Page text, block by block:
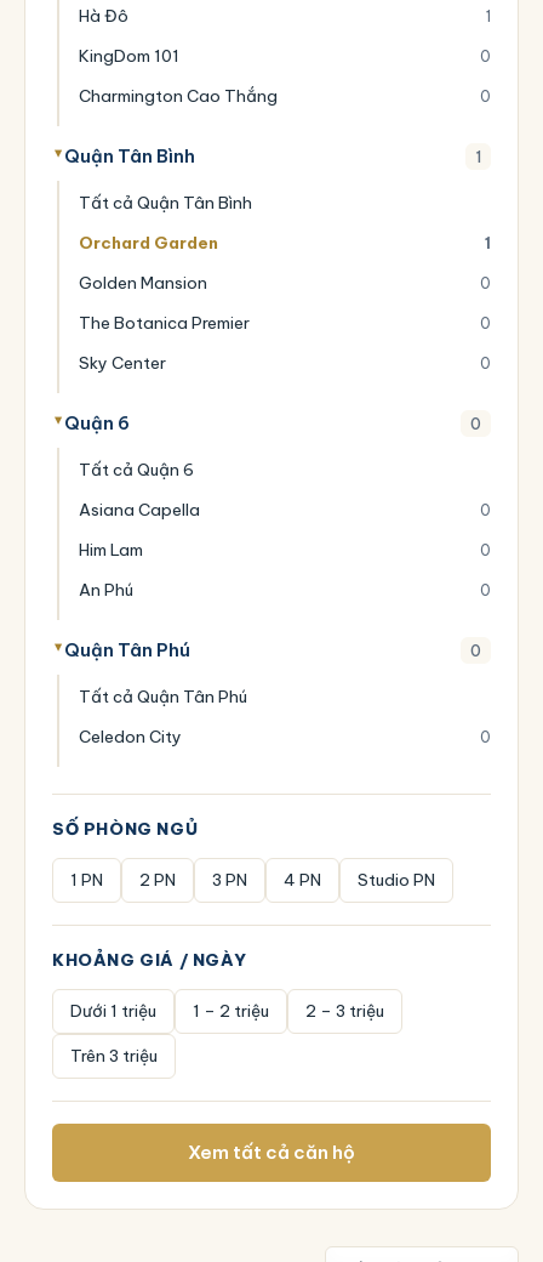
Hà Đô 1
KingDom 101 0
Charmington Cao Thắng 0
Quận Tân Bình 1
Tất cả Quận Tân Bình
Orchard Garden
1
Golden Mansion 0
The Botanica Premier 0
Sky Center 0
Quận 6 0
Tất cả Quận 6
Asiana Capella
0
Him Lam 0
An Phú 0
Quận Tân Phú 0
Tất cả Quận Tân Phú
Celedon City
0
SỐ PHÒNG NGỦ
1 PN 2 PN 3 PN 4 PN Studio PN
KHOẢNG GIÁ / NGÀY
Dưới 1 triệu 1 – 2 triệu 2 – 3 triệu
Trên 3 triệu
Xem tất cả căn hộ